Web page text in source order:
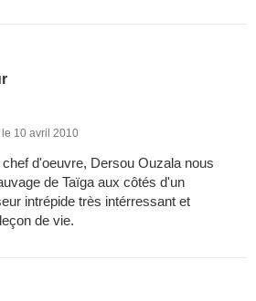
le 10 avril 2010
d'oeuvre, Dersou Ouzala nous
de Taïga aux côtés d'un
intrépide très intérressant et
de vie.